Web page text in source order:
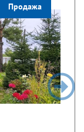
Продажа